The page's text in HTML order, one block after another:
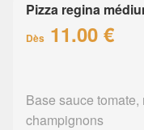
Pizza regina
Dès 11.00 €
Base sauce
champignons